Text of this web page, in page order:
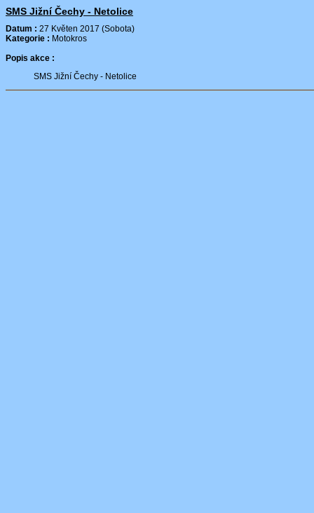
SMS Jižní Čechy - Netolice
Datum : 27 Květen 2017 (Sobota)
Kategorie : Motokros
Popis akce :
SMS Jižní Čechy - Netolice